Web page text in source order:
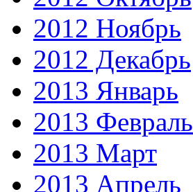
2012 Ноябрь
2012 Декабрь
2013 Январь
2013 Февраль
2013 Март
2013 Апрель